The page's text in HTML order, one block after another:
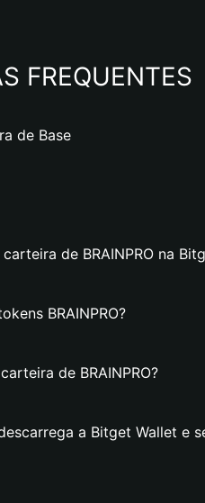
FREQUENTES
de Base
de BRAINPRO na
BRAINPRO?
de BRAINPRO?
a Bitget Wallet e